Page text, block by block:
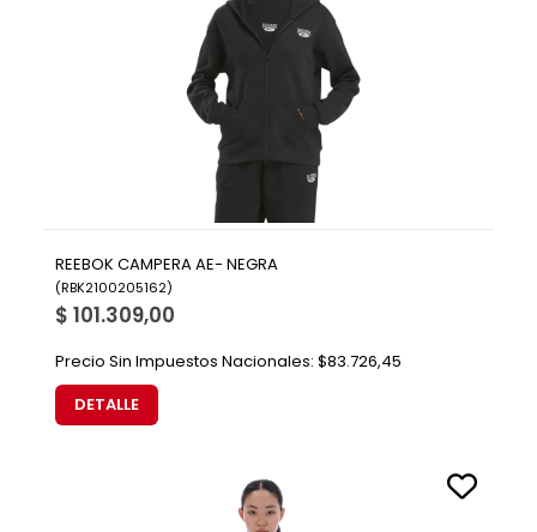
REEBOK CAMPERA AE- NEGRA
(RBK2100205162)
$ 101.309,00
Precio Sin Impuestos Nacionales: $83.726,45
DETALLE